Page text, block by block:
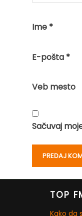
Ime *
E-pošta *
Veb mesto
Sačuvaj
TOP
Kako da